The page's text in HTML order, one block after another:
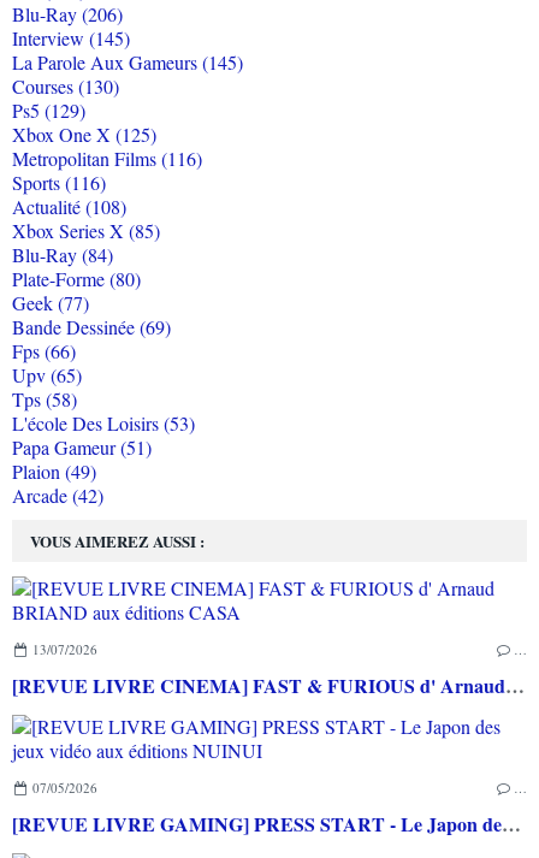
VOUS AIMEREZ AUSSI :
13/07/2026 …
[REVUE LIVRE CINEMA] FAST & FURIOUS d' Arnaud BRIAND aux éditions CASA
07/05/2026 …
[REVUE LIVRE GAMING] PRESS START - Le Japon des jeux vidéo aux éditions NUINUI
Blu-Ray (206)
Interview (145)
La Parole Aux Gameurs (145)
Courses (130)
Ps5 (129)
Xbox One X (125)
Metropolitan Films (116)
Sports (116)
Actualité (108)
Xbox Series X (85)
Blu-Ray (84)
Plate-Forme (80)
Geek (77)
Bande Dessinée (69)
Fps (66)
Upv (65)
Tps (58)
L'école Des Loisirs (53)
Papa Gameur (51)
Plaion (49)
Arcade (42)